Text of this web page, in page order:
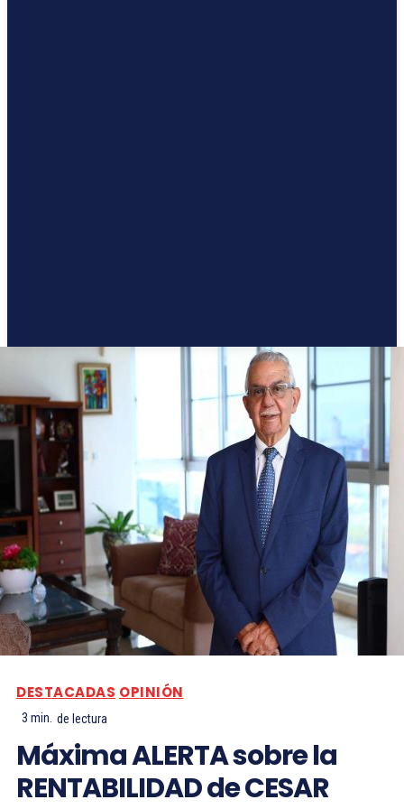
DESTACADAS OPINIÓN
3 min. de lectura
Máxima ALERTA sobre la
RENTABILIDAD de CESAR